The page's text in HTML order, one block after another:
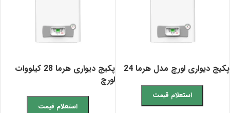
پکیج دیواری لورچ مدل هرما 24
استعلام قیمت
پکیج دیواری هرما 28 کیلووات
لورچ
استعلام قیمت